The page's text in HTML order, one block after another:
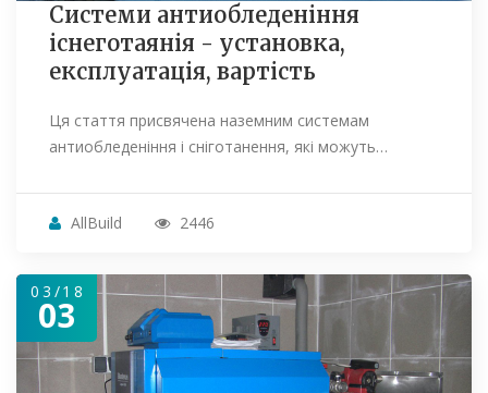
Системи антиобледеніння
існеготаянія - установка,
експлуатація, вартість
Ця стаття присвячена наземним системам
антиобледеніння і сніготанення, які можуть…
AllBuild 2446
03/18
03